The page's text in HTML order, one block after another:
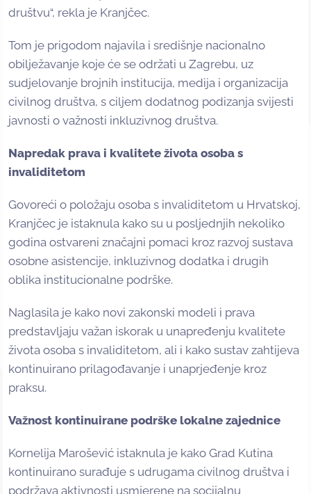
društvu“, rekla je Kranjčec.
Tom je prigodom najavila i središnje nacionalno
obilježavanje koje će se održati u Zagrebu, uz
sudjelovanje brojnih institucija, medija i organizacija
civilnog društva, s ciljem dodatnog podizanja svijesti
javnosti o važnosti inkluzivnog društva.
Napredak prava i kvalitete života osoba s
invaliditetom
Govoreći o položaju osoba s invaliditetom u Hrvatskoj,
Kranjčec je istaknula kako su u posljednjih nekoliko
godina ostvareni značajni pomaci kroz razvoj sustava
osobne asistencije, inkluzivnog dodatka i drugih
oblika institucionalne podrške.
Naglasila je kako novi zakonski modeli i prava
predstavljaju važan iskorak u unapređenju kvalitete
života osoba s invaliditetom, ali i kako sustav zahtijeva
kontinuirano prilagođavanje i unaprjeđenje kroz
praksu.
Važnost kontinuirane podrške lokalne zajednice
Kornelija Marošević istaknula je kako Grad Kutina
kontinuirano surađuje s udrugama civilnog društva i
podržava aktivnosti usmjerene na socijalnu